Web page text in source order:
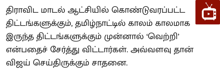
திராவிட மாடல் ஆட்சியில் கொண்டுவரப்பட்ட
திட்டங்களுக்கும், தமிழ்நாட்டில் காலம் காலமாக
இருந்த திட்டங்களுக்கும் முன்னால் ‘வெற்றி’
என்பதைச் சேர்த்து விட்டார்கள். அவ்வளவு தான்
விஜய் செய்திருக்கும் சாதனை.